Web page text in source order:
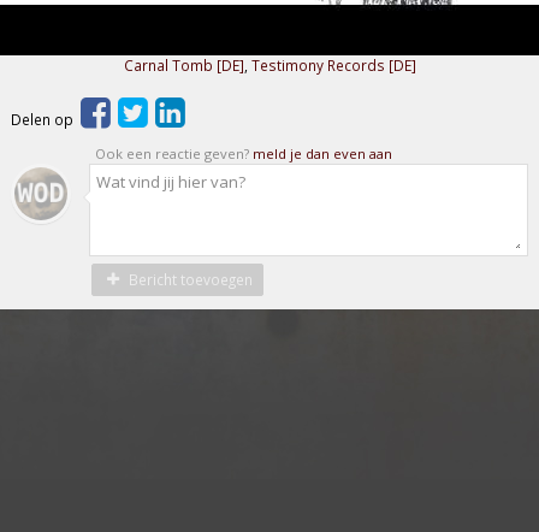
Carnal Tomb [DE] Testimony Records [DE]
Delen op
Ook een reactie geven? meld je dan even aan
Bericht toevoegen